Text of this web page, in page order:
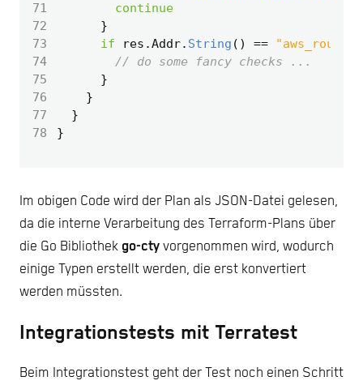
71
continue
72
}
73
if res .Addr. String () ==
74
// do some fancy checks ...
75
}
76
}
77
}
78
}
Im obigen Code wird der Plan als JSON-Datei gelesen,
da die interne Verarbeitung des Terraform-Plans über
die Go Bibliothek go-cty vorgenommen wird, wodurch
einige Typen erstellt werden, die erst konvertiert
werden müssten.
Integrationstests mit Terratest
Beim Integrationstest geht der Test noch einen Schritt